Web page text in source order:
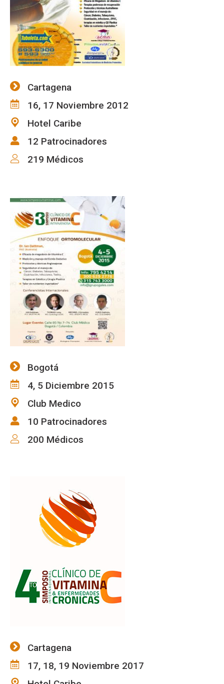
Cartagena
16, 17 Noviembre 2012
Hotel Caribe
12 Patrocinadores
219 Médicos
Bogotá
4, 5 Diciembre 2015
Club Medico
10 Patrocinadores
200 Médicos
Cartagena
17, 18, 19 Noviembre 2017